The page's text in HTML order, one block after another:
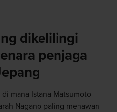
dikelilingi
penjaga
mana Istana Matsumoto
Nagano paling menawan